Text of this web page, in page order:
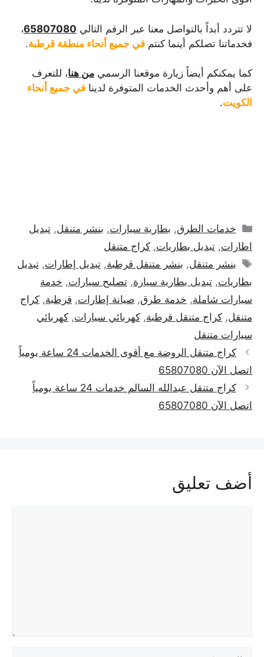
لا تتردد أبداً بالتواصل معنا عبر الرقم التالي 65807080،
فخدماتنا تصلكم أينما كنتم في جميع أنحاء منطقة قرطبة.
كما يمكنكم أيضاً زيارة موقعنا الرسمي من هنا، للتعرف
على أهم وأحدث الخدمات المتوفرة لدينا في جميع أنحاء
الكويت.
التصنيفات
خدمات الطرق, بطارية سيارات, بنشر متنقل,تبديل
اطارات, تبديل بطاريات, كراج متنقل
الوسوم
بنشر متنقل, بنشر متنقل قرطبة,تبديل إطارات,تبديل
بطاريات, تبديل بطارية سيارة, تصليح سيارات, خدمة
سيارات شاملة, خدمة طرق, صيانة إطارات, قرطبة, كراج
متنقل, كراج متنقل قرطبة, كهربائي سيارات, كهربائي
سيارات متنقل
كراج متنقل الروضة مع أقوى الخدمات 24 ساعة يومياً
اتصل الآن 65807080
كراج متنقل عبدالله السالم خدمات 24 ساعة يومياً
اتصل الآن 65807080
أضف تعليق